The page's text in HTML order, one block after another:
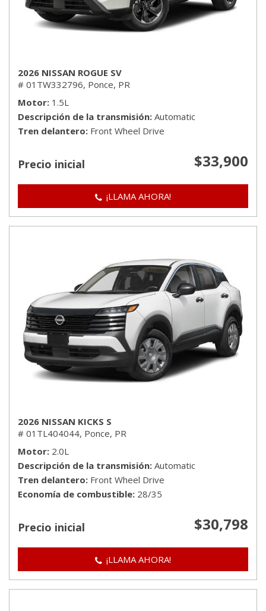
2026 NISSAN ROGUE SV
# 01TW332796, Ponce, PR
Motor 1.5L
Descripción de la transmisión Automatic
Tren delantero Front Wheel Drive
Precio inicial $33,900
¡LLAMA AHORA!
2026 NISSAN KICKS S
# 01TL404044, Ponce, PR
Motor 2.0L
Descripción de la transmisión Automatic
Tren delantero Front Wheel Drive
Economía de combustible 28/35
Precio inicial $30,798
¡LLAMA AHORA!